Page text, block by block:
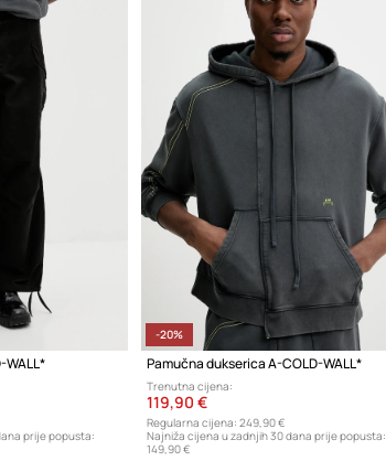
WALL*
prije popusta:
-20%
Pamučna dukserica A-COLD-WALL*
Trenutna cijena:
119,90 €
Regularna cijena: 249,90 €
Najniža cijena u zadnjih 30 dana prije popusta:
149,90 €